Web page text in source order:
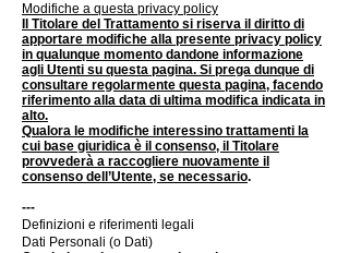
Modifiche a questa privacy policy
Il Titolare del Trattamento si riserva il diritto di
apportare modifiche alla presente privacy policy
in qualunque momento dandone informazione
agli Utenti su questa pagina. Si prega dunque di
consultare regolarmente questa pagina, facendo
riferimento alla data di ultima modifica indicata in
alto.
Qualora le modifiche interessino trattamenti la
cui base giuridica è il consenso, il Titolare
provvederà a raccogliere nuovamente il
consenso dell’Utente, se necessario.
---
Definizioni e riferimenti legali
Dati Personali (o Dati)